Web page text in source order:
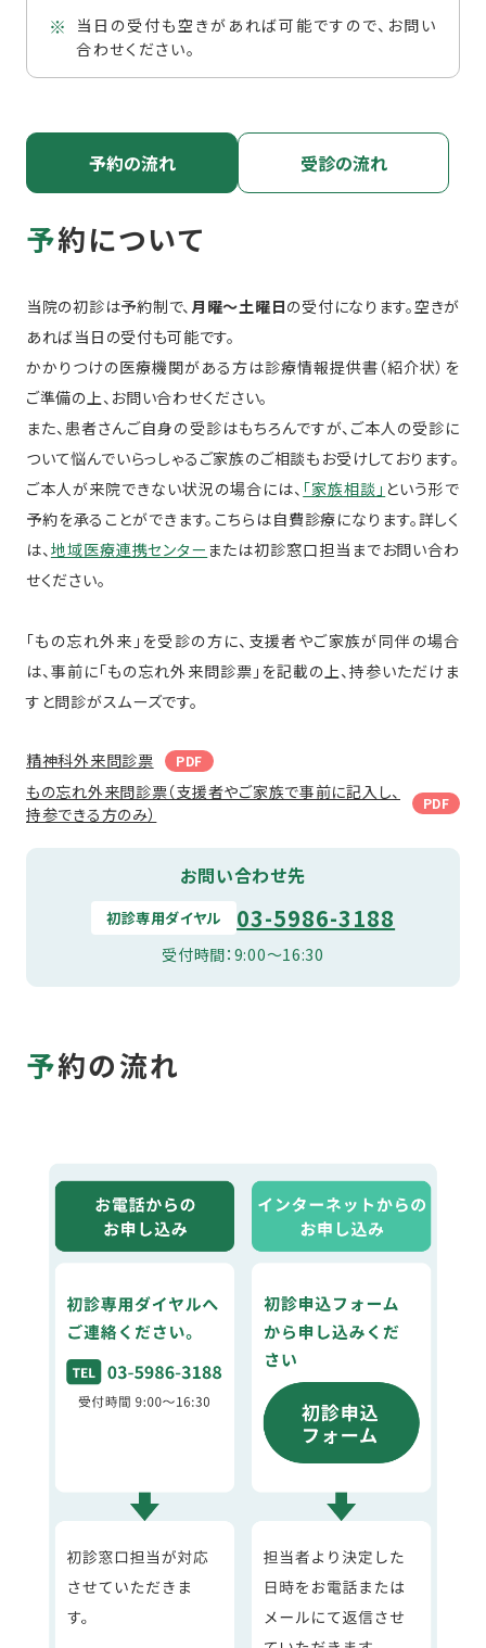
当日の受付も空きがあれば可能ですので、お問い
合わせください。
予約の流れ 受診の流れ
予約について
当院の初診は予約制で、月曜～土曜日の受付になります。空きが
あれば当日の受付も可能です。
かかりつけの医療機関がある方は診療情報提供書（紹介状）を
ご準備の上、お問い合わせください。
また、患者さんご自身の受診はもちろんですが、ご本人の受診に
ついて悩んでいらっしゃるご家族のご相談もお受けしております。
ご本人が来院できない状況の場合には、 「家族相談」 という形で
予約を承ることができます。こちらは自費診療になります。詳しく
は、地域医療連携センター または初診窓口担当までお問い合わ
せください。
「もの忘れ外来」を受診の方に、支援者やご家族が同伴の場合
は、事前に「もの忘れ外来問診票」を記載の上、持参いただけま
すと問診がスムーズです。
精神科外来問診票
もの忘れ外来問診票（支援者やご家族で事前に記入し、
持参できる方のみ）
お問い合わせ先
初診専用ダイヤル 03-5986-3188
受付時間：9:00〜16:30
予約の流れ